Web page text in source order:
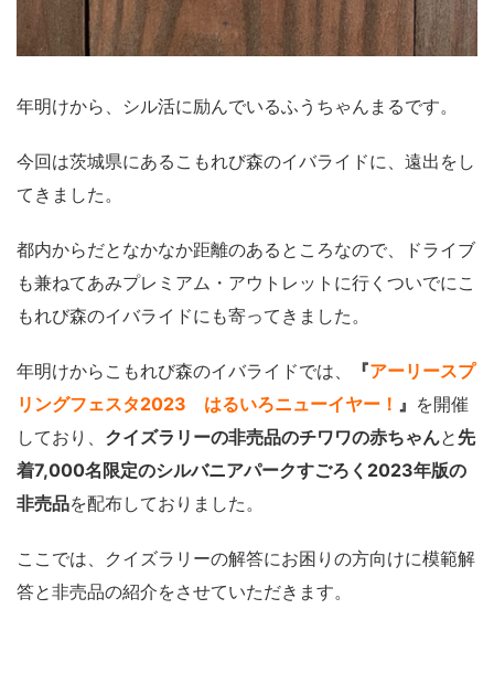
年明けから、シル活に励んでいるふうちゃんまるです。
今回は茨城県にあるこもれび森のイバライドに、遠出をし
てきました。
都内からだとなかなか距離のあるところなので、ドライブ
も兼ねてあみプレミアム・アウトレットに行くついでにこ
もれび森のイバライドにも寄ってきました。
年明けからこもれび森のイバライドでは、 『アーリースプ
リングフェスタ2023 はるいろニューイヤー！ 』 を開催
しており、 クイズラリーの非売品のチワワの赤ちゃんと 先
着7,000名限定のシルバニアパークすごろく2023年版の
非売品を配布しておりました。
ここでは、クイズラリーの解答にお困りの方向けに模範解
答と非売品の紹介をさせていただきます。